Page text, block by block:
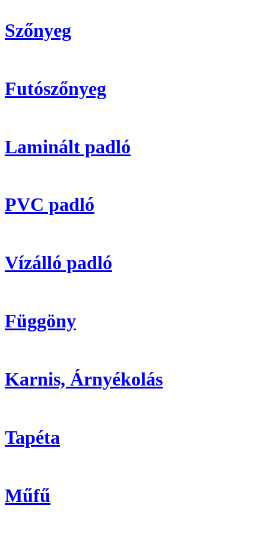
Szőnyeg
Futószőnyeg
Laminált padló
PVC padló
Vízálló padló
Függöny
Karnis, Árnyékolás
Tapéta
Műfű